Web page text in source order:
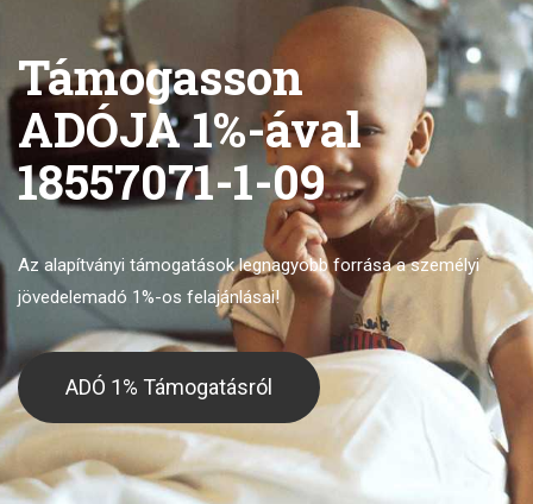
Támogasson
ADÓJA 1%-ával
18557071-1-09
Az alapítványi támogatások legnagyobb forrásaa személyi
jövedelemadó 1%-os felajánlásai!
ADÓ 1% Támogatásról